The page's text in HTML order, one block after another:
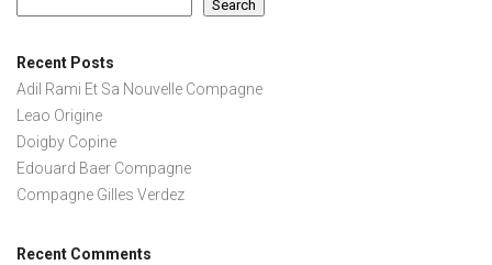
Search
Recent Posts
Adil Rami Et Sa Nouvelle Compagne
Leao Origine
Doigby Copine
Edouard Baer Compagne
Compagne Gilles Verdez
Recent Comments